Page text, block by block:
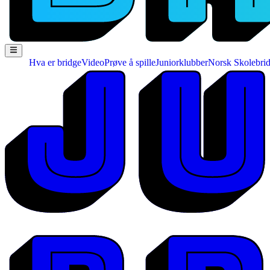
Hva er bridgeVideoPrøve å spilleJuniorklubberNorsk